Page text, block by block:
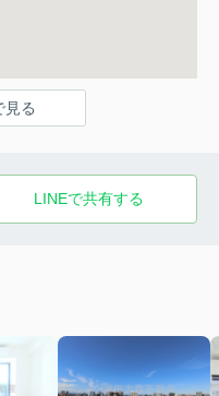
見る
LINEで共有する